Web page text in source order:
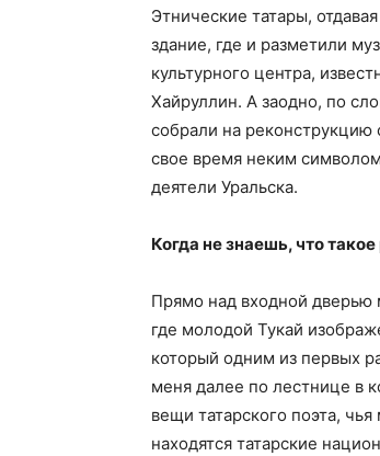
Этнические татары,
здание, где и разметили
культурного центра,
Хайруллин. А заодно, по
собрали на
свое время неким
деятели Уральска.
Когда не знаешь, что
Прямо над входной дверью
где молодой Тукай
который одним из первых
меня далее по лестнице в
вещи татарского поэта,
находятся татарские